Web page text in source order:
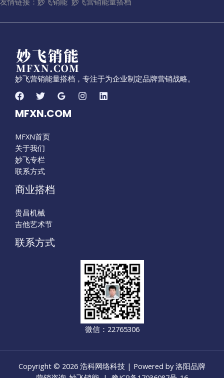
妙飞营销能量搭档，专注于为企业制定品牌营销战略。
MFXN.COM
MFXN首页
关于我们
妙飞专栏
联系方式
商业搭档
贵昌机械
吉他艺术节
联系方式
微信：22765306
Copyright © 2026 浩科网络科技 | Powered by 洛阳品牌